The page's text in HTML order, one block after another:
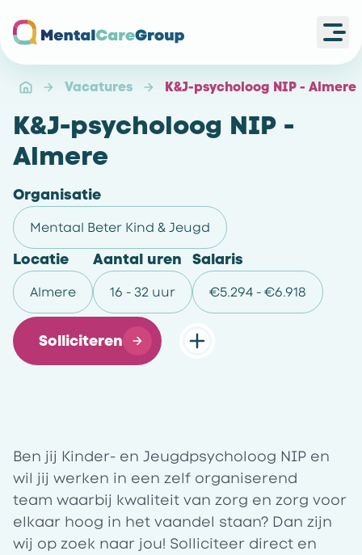
Vacatures K&J-psycholoog NIP - Almere
K&J-psycholoog NIP -
Almere
Organisatie
Mentaal Beter Kind & Jeugd
Locatie
Almere
Aantal uren
16 - 32 uur
Salaris
€5.294 - €6.918
Solliciteren
Ben jij Kinder- en Jeugdpsycholoog NIP en
wil jij werken in een zelf organiserend
team waarbij kwaliteit van zorg en zorg voor
elkaar hoog in het vaandel staan? Dan zijn
wij op zoek naar jou! Solliciteer direct en